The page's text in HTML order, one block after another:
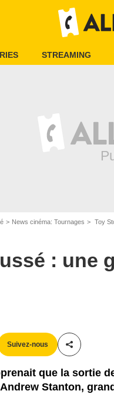
STREAMING
News cinéma: Tournages Toy
: une
Suivez-nous
Partager
que la sortie
Stanton,
Motion Pictures France